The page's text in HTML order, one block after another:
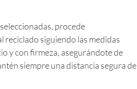
procede
reciclado siguiendo las medidas
y con firmeza, asegurándote de
siempre una distancia segura de